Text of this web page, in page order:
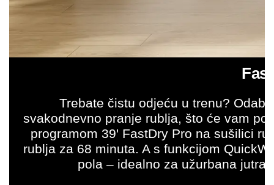
Trebate čistu odjeću u trenu?
svakodnevno pranje rublja, što će vam
programom 39' FastDry Pro na sušilici
rublja za 68 minuta. A s funkcijom
pola – idealno za užurbana